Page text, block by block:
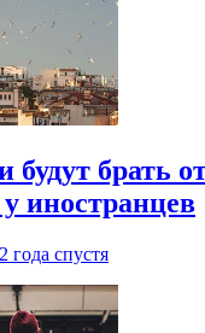
будут брать
иностранцев
2 года спустя